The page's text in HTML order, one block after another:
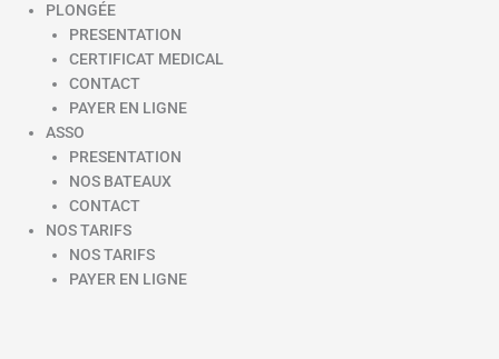
PLONGÉE
PRESENTATION
CERTIFICAT MEDICAL
CONTACT
PAYER EN LIGNE
ASSO
PRESENTATION
NOS BATEAUX
CONTACT
NOS TARIFS
NOS TARIFS
PAYER EN LIGNE